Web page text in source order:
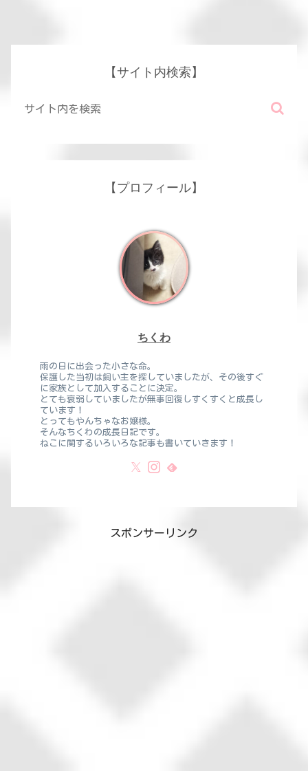
【サイト内検索】
【プロフィール】
ちくわ
雨の日に出会った小さな命。
保護した当初は飼い主を探していましたが、その後すぐ
に家族として加入することに決定。
とても衰弱していましたが無事回復しすくすくと成長し
ています！
とってもやんちゃなお嬢様。
そんなちくわの成長日記です。
ねこに関するいろいろな記事も書いていきます！
スポンサーリンク